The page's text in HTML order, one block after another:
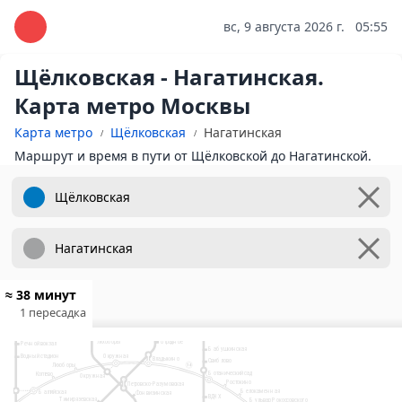
вс, 9 августа 2026 г. 05:55
Щёлковская - Нагатинская.
Карта метро Москвы
Карта метро Щёлковская
Нагатинская
Маршрут и время в пути от Щёлковской до Нагатинской.
≈ 38 минут
1 пересадка
Балтийская
Коптево
Лихоборы
Окружная
Владыкино
Ботанический сад
Ростокино
Белокаменная
Речной вокзал
Водный стадион
Бабушкинская
Свиблово
Бульвар Рокоссовского
ВДНХ
Тимирязевская
Петровско-Разумовская
Фонвизинская
Ховрино
Лихоборы
Окружная
Рижский вокзал